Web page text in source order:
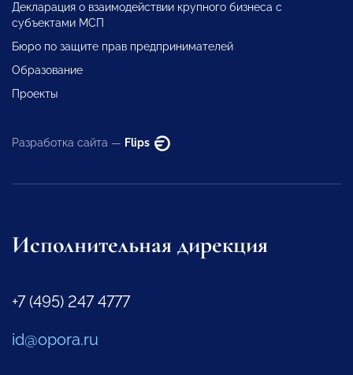
Декларация о взаимодействии крупного бизнеса с
субъектами МСП
Бюро по защите прав предпринимателей
Образование
Проекты
Разработка сайта — Flips
Исполнительная дирекция
+7 (495) 247 4777
id@opora.ru